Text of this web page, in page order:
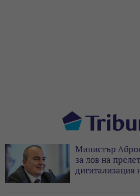
Министър
за лов на
дигитализация